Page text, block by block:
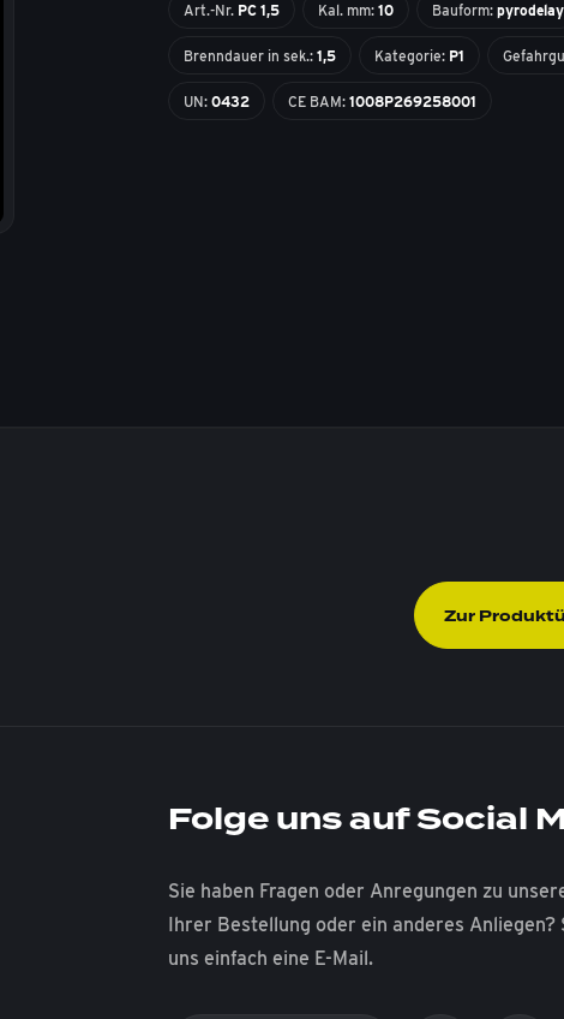
Art.-Nr. PC 1,5 Kal. mm:10 Bauform:pyrodelay
Brenndauer in sek.:1,5 Kategorie: P1
UN:0432 CE BAM:1008P269258001
Zur
Folge uns auf Social
Sie haben Fragen oder Anregungen zu
Ihrer Bestellung oder ein anderes Anliegen?
uns einfach eine E-Mail.